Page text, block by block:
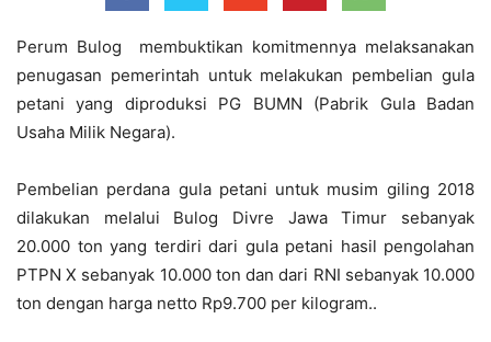
Perum Bulog membuktikan komitmennya melaksanakan
penugasan pemerintah untuk melakukan pembelian gula
petani yang diproduksi PG BUMN (Pabrik Gula Badan
Usaha Milik Negara).
Pembelian perdana gula petani untuk musim giling 2018
dilakukan melalui Bulog Divre Jawa Timur sebanyak
20.000 ton yang terdiri dari gula petani hasil pengolahan
PTPN X sebanyak 10.000 ton dan dari RNI sebanyak 10.000
ton dengan harga netto Rp9.700 per kilogram..